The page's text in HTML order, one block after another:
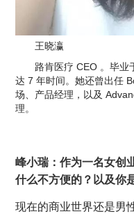
王晓瀛
路肯医疗 CEO 。毕业
达 7 年时间。她还曾出任
场、产品经理，以及
理。
峰小瑞：作为一名女创
什么不方便的？以及你
现在的商业世界还是男